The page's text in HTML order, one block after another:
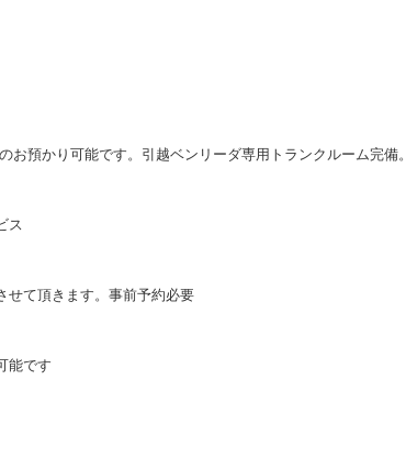
お預かり可能です。引越ベンリーダ専用トランクルーム完備。
ス
せて頂きます。事前予約必要
能です